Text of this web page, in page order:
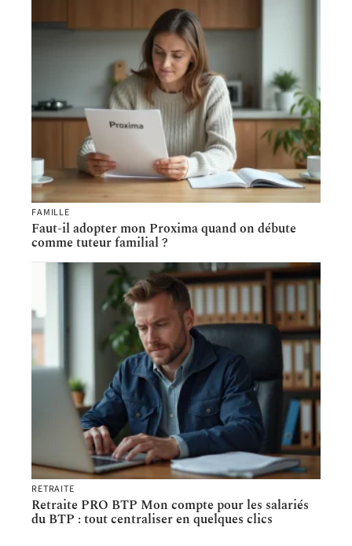
FAMILLE
Faut-il adopter mon Proxima quand on débute
comme tuteur familial ?
RETRAITE
Retraite PRO BTP Mon compte pour les salariés
du BTP : tout centraliser en quelques clics